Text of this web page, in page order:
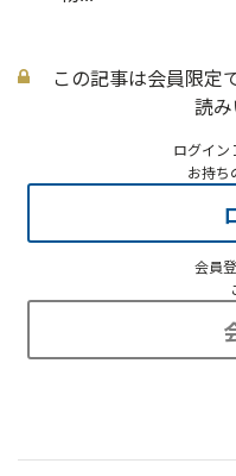
この記事は会員限定
読み
ログイン
お持ち
会員